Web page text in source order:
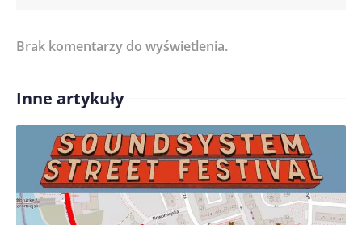
Treść komentarza*
Imię/ Nick*
Brak komentarzy do wyświetlenia.
Inne artykuły